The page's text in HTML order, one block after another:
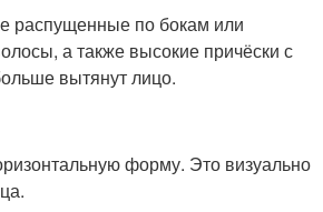
распущенные по бокам или
а также высокие причёски с
вытянут лицо.
форму. Это визуально